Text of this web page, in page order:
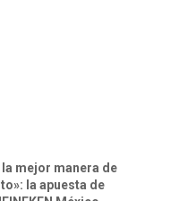
mejor manera de
la apuesta de